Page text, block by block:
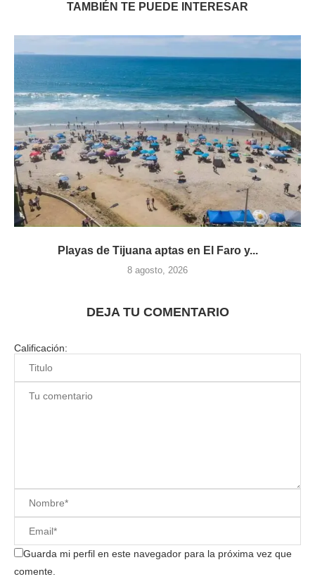
TAMBIÉN TE PUEDE INTERESAR
Playas de Tijuana aptas en El Faro y...
8 agosto, 2026
DEJA TU COMENTARIO
Calificación:
Guarda mi perfil en este navegador para la próxima vez que
comente.